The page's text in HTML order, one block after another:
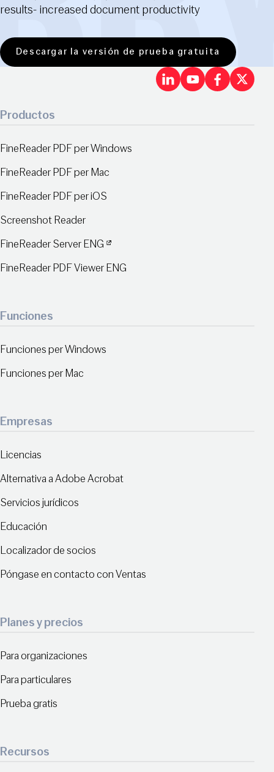
results- increased document productivity
Descargar la versión de prueba gratuita
LinkedInX
Productos
FineReader PDF per Windows
FineReader PDF per Mac
FineReader PDF per iOS
Screenshot Reader
FineReader Server ENG
FineReader PDF Viewer ENG
Funciones
Funciones per Windows
Funciones per Mac
Empresas
Licencias
Alternativa a Adobe Acrobat
Servicios jurídicos
Educación
Localizador de socios
Póngase en contacto con Ventas
Planes y precios
Para organizaciones
Para particulares
Prueba gratis
Recursos